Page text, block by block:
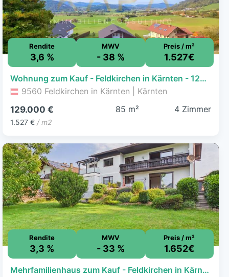
Rendite
3,6 %
MWV
- 38 %
Preis / m²
1.527€
Wohnung zum Kauf - Feldkirchen in Kärnten - 129.000 € - 4 Zimmer, 84,5 m², 3. Geschoss
9560 Feldkirchen in Kärnten | Kärnten
129.000 €
1.527 € / m2
85 m² 4 Zimmer
Rendite
3,3 %
MWV
- 33 %
Preis / m²
1.652€
Mehrfamilienhaus zum Kauf - Feldkirchen in Kärnten / Krahberg - 349.000 € - 11 Zimmer, 211,3 m², 1.170 m² Grundstück